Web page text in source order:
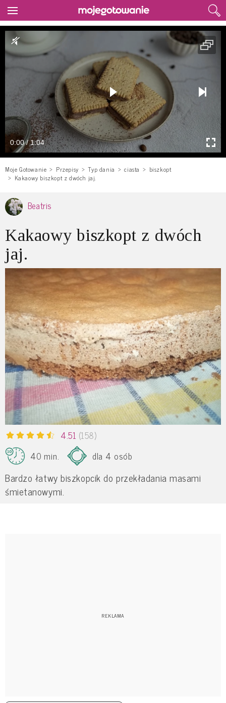
0:00 / 1:04
Moje Gotowanie Przepisy Typ dania ciasta
biszkopt
Kakaowy biszkopt z dwóch jaj.
Beatris
Kakaowy biszkopt z dwóch
jaj.
4.51 (158)
40 min.
dla 4 osób
Bardzo łatwy biszkopcik do przekładania masami
śmietanowymi.